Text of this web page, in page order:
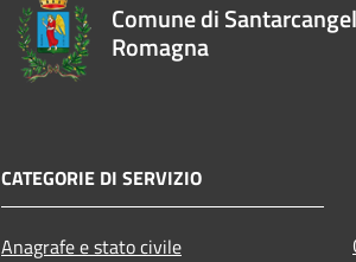
Comune di
Romagna
CATEGORIE DI SERVIZIO
Anagrafe e stato civile